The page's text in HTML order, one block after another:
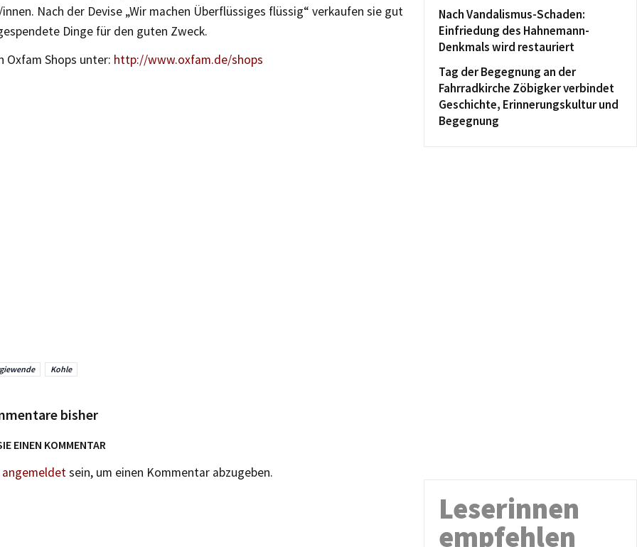
Nach der Devise „Wir machen Überflüssiges flüssig“ verkaufen sie gut
Dinge für den guten Zweck.
Oxfam Shops unter: http://www.oxfam.de/shops
Kohle
bisher
EINEN KOMMENTAR
angemeldetsein, um einen Kommentar abzugeben.
Nach Vandalismus-Schaden:
Einfriedung des Hahnemann-
Denkmals wird restauriert
Tag der Begegnung an der
Fahrradkirche Zöbigker verbindet
Geschichte, Erinnerungskultur und
Begegnung
Leserinnen
empfehlen